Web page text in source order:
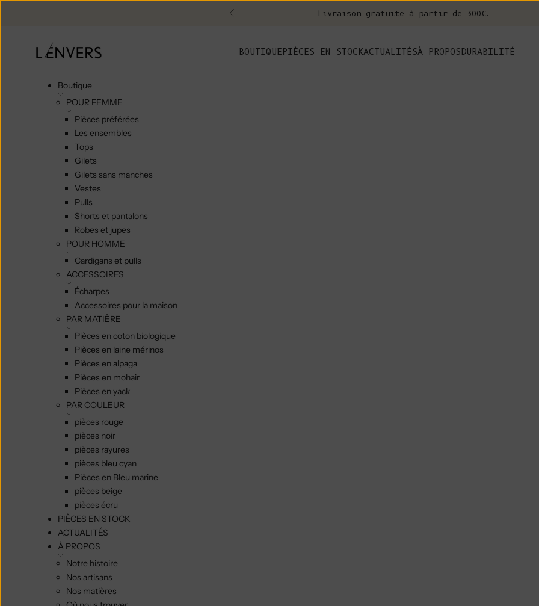
Précédent Livraison gratuite à partir de 300€.
L'ENVERS BOUTIQUEPIÈCES EN STOCKACTUALITÉSÀ PROPOSDURABILITÉ
Boutique
POUR FEMME
Pièces préférées
Les ensembles
Tops
Gilets
Gilets sans manches
Vestes
Pulls
Shorts et pantalons
Robes et jupes
POUR HOMME
Cardigans et pulls
ACCESSOIRES
Écharpes
Accessoires pour la maison
PAR MATIÈRE
Pièces en coton biologique
Pièces en laine mérinos
Pièces en alpaga
Pièces en mohair
Pièces en yack
PAR COULEUR
pièces rouge
pièces noir
pièces rayures
pièces bleu cyan
Pièces en Bleu marine
pièces beige
pièces écru
PIÈCES EN STOCK
ACTUALITÉS
À PROPOS
Notre histoire
Nos artisans
Nos matières